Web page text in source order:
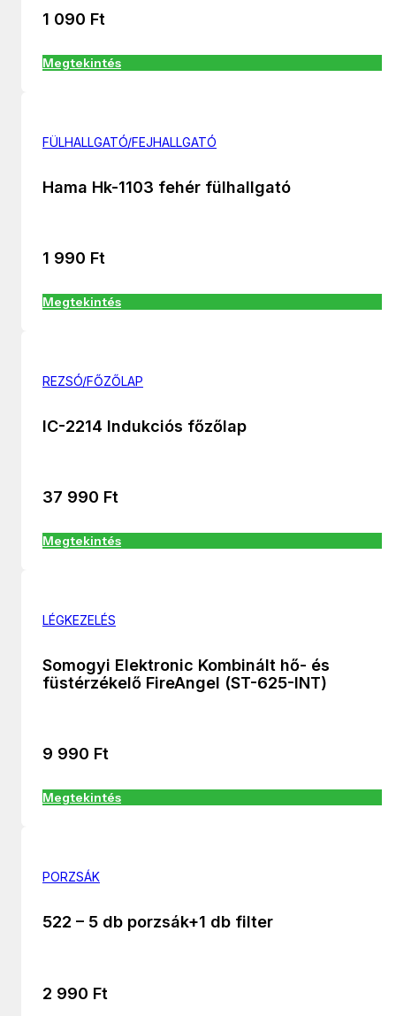
1 090 Ft
Megtekintés
FÜLHALLGATÓ/FEJHALLGATÓ
Hama Hk-1103 fehér fülhallgató
1 990 Ft
Megtekintés
REZSÓ/FŐZŐLAP
IC-2214 Indukciós főzőlap
37 990 Ft
Megtekintés
LÉGKEZELÉS
Somogyi Elektronic Kombinált hő- és
füstérzékelő FireAngel (ST-625-INT)
9 990 Ft
Megtekintés
PORZSÁK
522 – 5 db porzsák+1 db filter
2 990 Ft